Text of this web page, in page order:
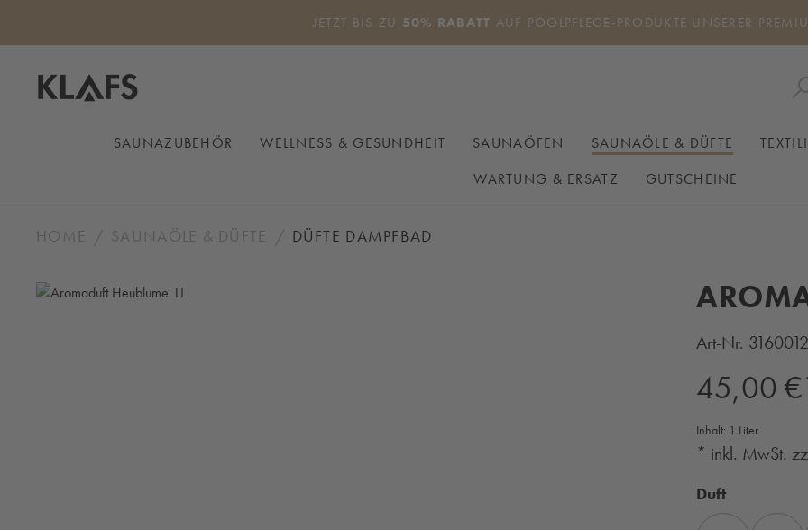
JETZT BIS ZU 50% RABATT AUF POOLPFLEGE-PRODUKTE UNSERER
SAUNAZUBEHÖR WELLNESS & GESUNDHEIT SAUNAÖFEN SAUNAÖLE & DÜFTE
WARTUNG & ERSATZ
GUTSCHEINE
HOME SAUNAÖLE & DÜFTE DÜFTE DAMPFBAD
Bildergalerie überspringen
Art-Nr.
Regulärer Preis:
45,00
Inhalt: 1 Liter
* inkl. MwSt.
Duftauswählen